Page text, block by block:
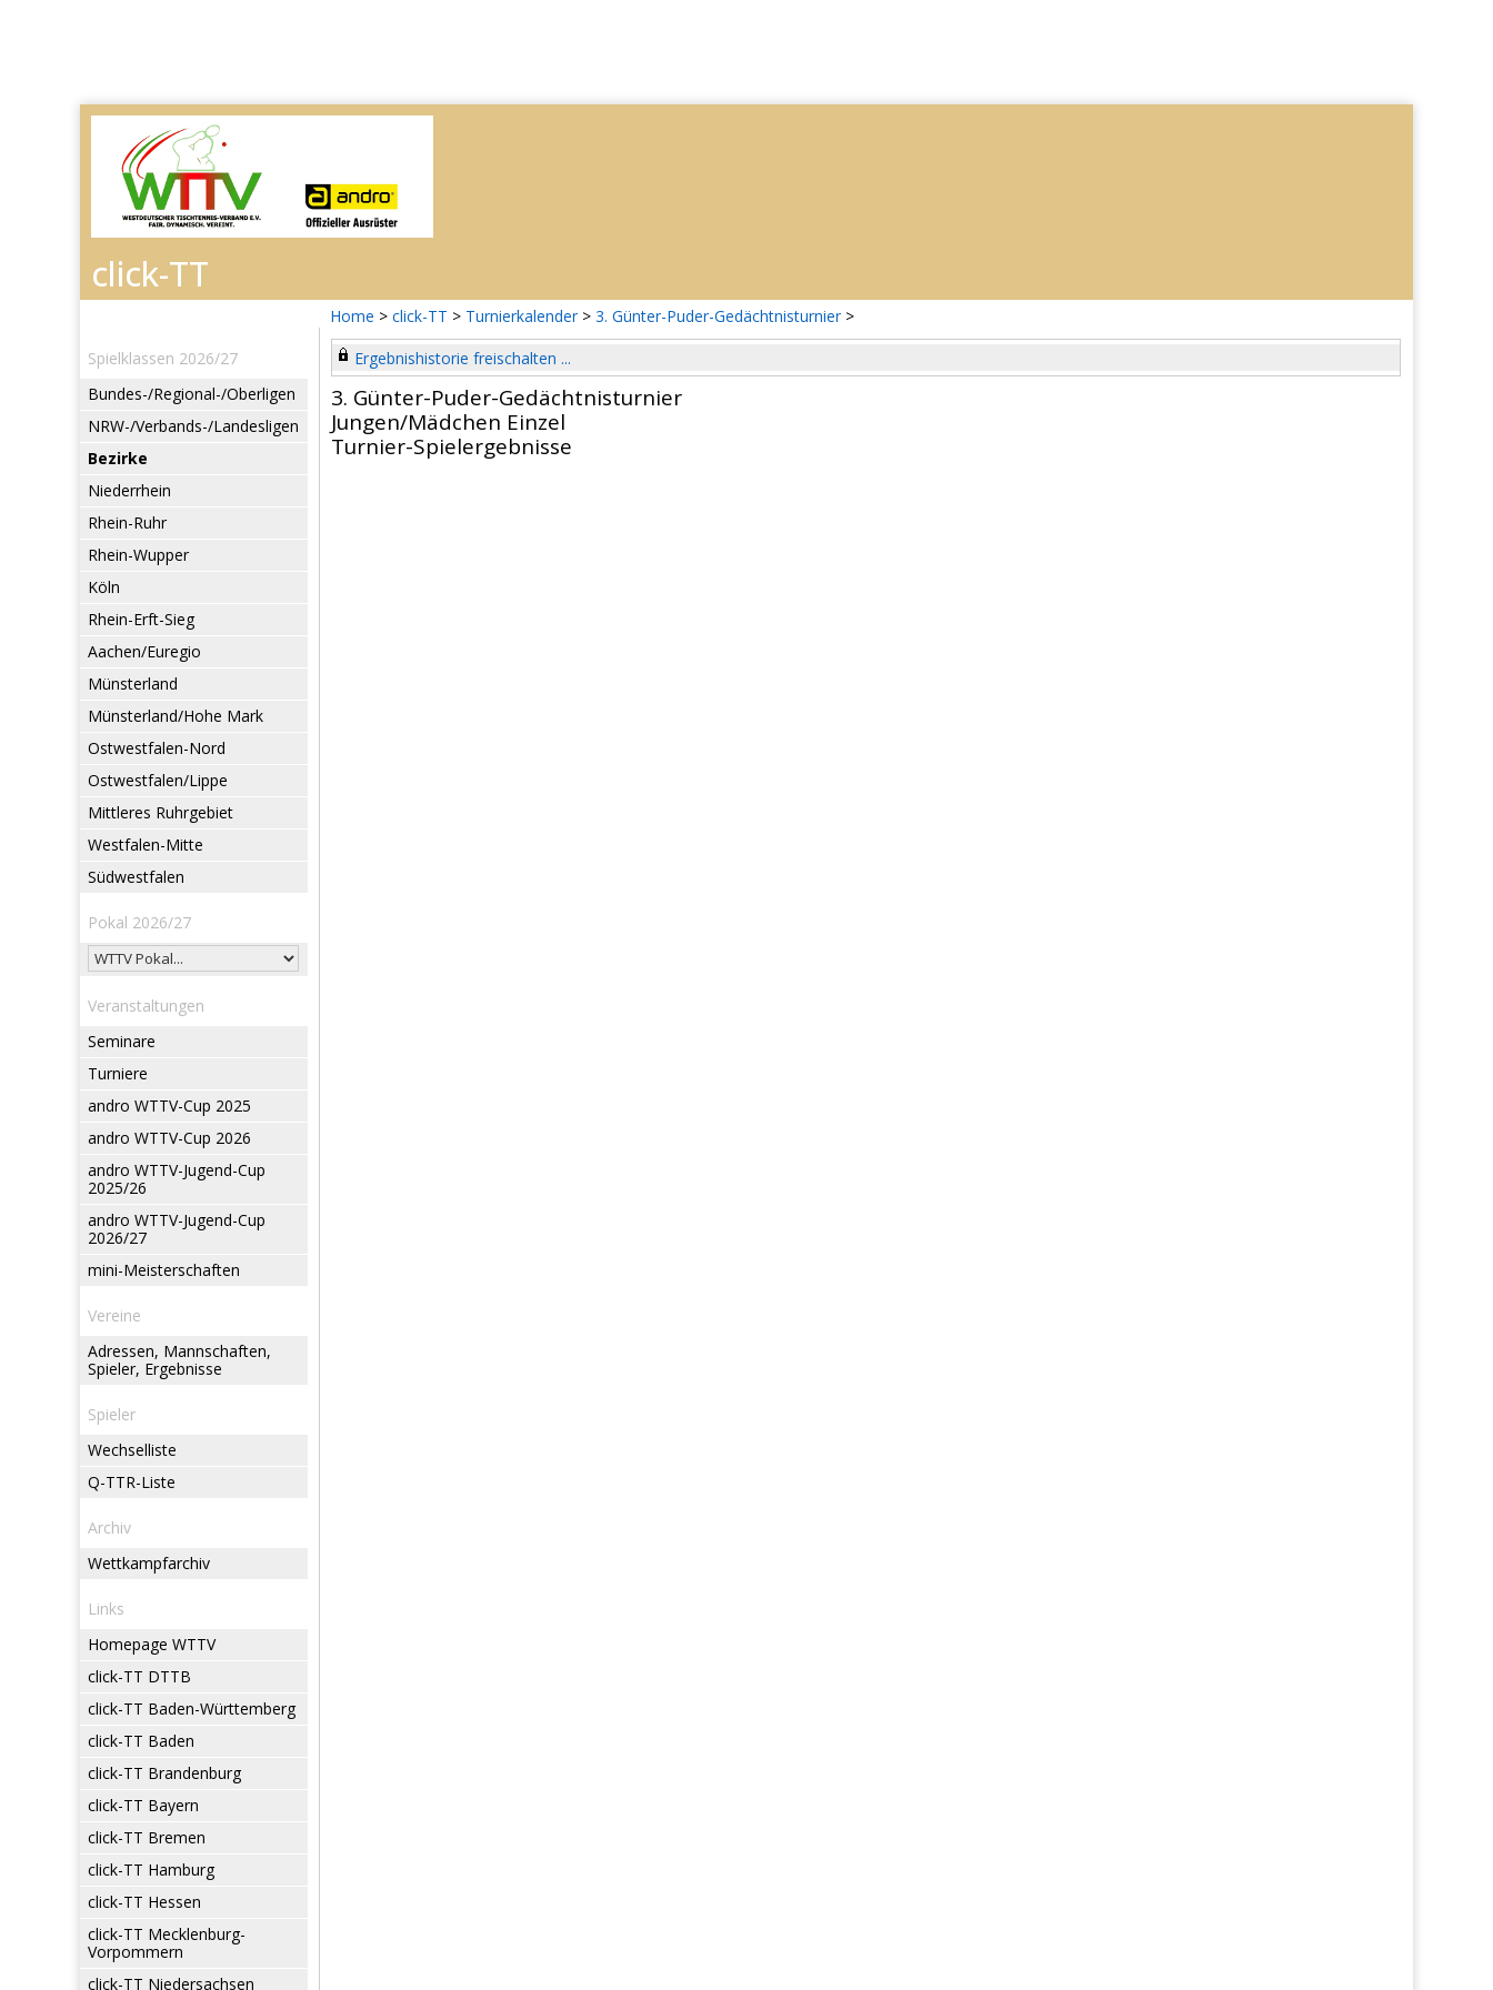
Home > click-TT > Turnierkalender > 3. Günter-Puder-Gedächtnisturnier >
Spielklassen 2026/27
Bundes-/Regional-/Oberligen
NRW-/Verbands-/Landesligen
Bezirke
Niederrhein
Rhein-Ruhr
Rhein-Wupper
Köln
Rhein-Erft-Sieg
Aachen/Euregio
Münsterland
Münsterland/Hohe Mark
Ostwestfalen-Nord
Ostwestfalen/Lippe
Mittleres Ruhrgebiet
Westfalen-Mitte
Südwestfalen
Pokal 2026/27
Veranstaltungen
Seminare
Turniere
andro WTTV-Cup 2025
andro WTTV-Cup 2026
andro WTTV-Jugend-Cup
2025/26
andro WTTV-Jugend-Cup
2026/27
mini-Meisterschaften
Vereine
Adressen, Mannschaften,
Spieler, Ergebnisse
Spieler
Wechselliste
Q-TTR-Liste
Archiv
Wettkampfarchiv
Links
Homepage WTTV
click-TT DTTB
click-TT Baden-Württemberg
click-TT Baden
click-TT Brandenburg
click-TT Bayern
click-TT Bremen
click-TT Hamburg
click-TT Hessen
click-TT Mecklenburg-
Vorpommern
click-TT Niedersachsen
Ergebnishistorie freischalten ...
3. Günter-Puder-Gedächtnisturnier
Jungen/Mädchen Einzel
Turnier-Spielergebnisse